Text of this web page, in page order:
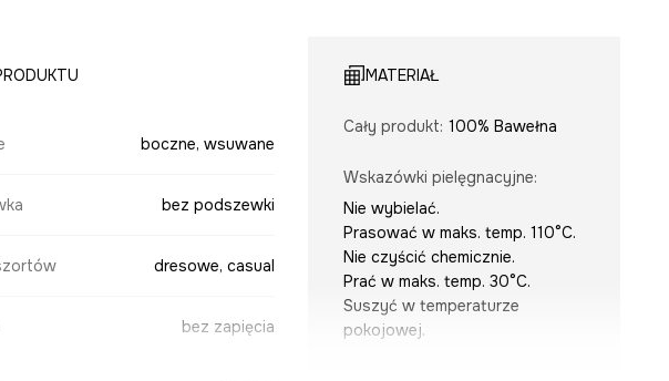
boczne, wsuwane
bez podszewki
dresowe, casual
bez zapięcia
MATERIAŁ
Cały produkt: 100% Bawełna
Wskazówki pielęgnacyjne:
Nie wybielać.
Prasować w maks. temp. 110°C.
Nie czyścić chemicznie.
Prać w maks. temp. 30°C.
Suszyć w temperaturze
pokojowej.